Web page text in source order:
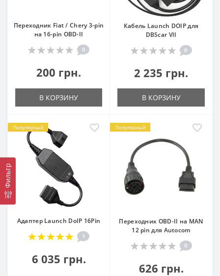
Фильтр
Переходник Fiat / Chery 3-pin
на 16-pin OBD-II
0
200 грн.
В КОРЗИНУ
Кабель Launch DOIP для
DBScar VII
0
2 235 грн.
В КОРЗИНУ
Популярный
Адаптер Launch DoIP 16Pin
1
6 035 грн.
Популярный
Переходник OBD-II на MAN
12 pin для Autocom
0
626 грн.